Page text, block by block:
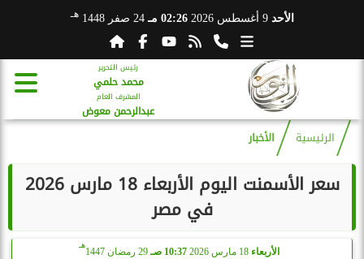
الأحد 9 أغسطس 2026 02:26 مـ 24 صفر 1448 هـ
رئيس التحرير
محمد حلمي
المشرف العام
عبدالرحمن معوض
الرئيسية الأخبار
سعر الأسمنت اليوم الأربعاء 18 مارس 2026
في مصر
الأربعاء 18 مارس 2026 10:37 صـ 29 رمضان 1447
هـ